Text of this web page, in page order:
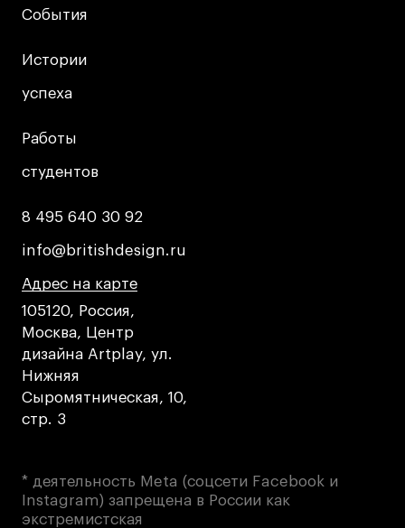
Коммерческий фотограф
Для школьников
Интенсивы
Среднесрочные
Все программы
О школе
Новости
События
Блог
Преподаватели
Лицензии и аккредитации
Ресурсы
Партнеры
События
События
Истории
успеха
Истории
успеха
Работы
студентов
Работы
студентов
8 495 640 30 92
8 495 640 30 92
info@britishdesign.ru
info@britishdesign.ru
Адрес на карте
Адрес на карте
Адрес на карте
105120, Россия,
Москва, Центр
дизайна Artplay, ул.
Нижняя
Сыромятническая, 10,
стр. 3
* деятельность Meta (соцсети Facebook и
Instagram) запрещена в России как
экстремистская